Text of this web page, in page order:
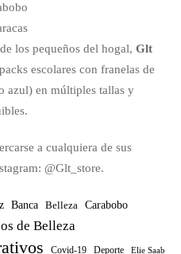
los pequeños del hogal, Glt
escolares con franelas de
azul) en múltiples tallas y
a cualquiera de sus
@Glt_store.
Banca Belleza Carabobo
de Belleza
Covid-19 Deporte Elie Saab